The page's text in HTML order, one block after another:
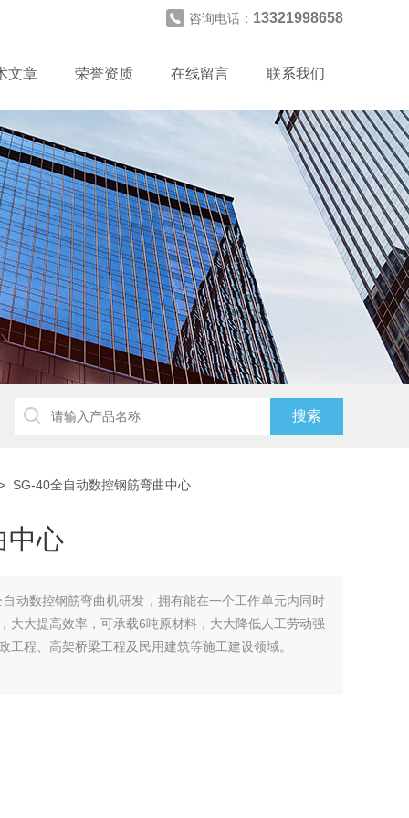
咨询电话： 13321998658
文章 荣誉资质 在线留言 联系我们
SG-40全自动数控钢筋弯曲中心
中心
动数控钢筋弯曲机研发，拥有能在一个工作单元内同时
大大提高效率，可承载6吨原材料，大大降低人工劳动强
程、高架桥梁工程及民用建筑等施工建设领域。